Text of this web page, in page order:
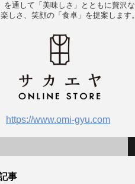
を通して「美味しさ」とともに贅沢な
しさ、笑顔の「食卓」を提案します。
https://www.omi-gyu.com
事